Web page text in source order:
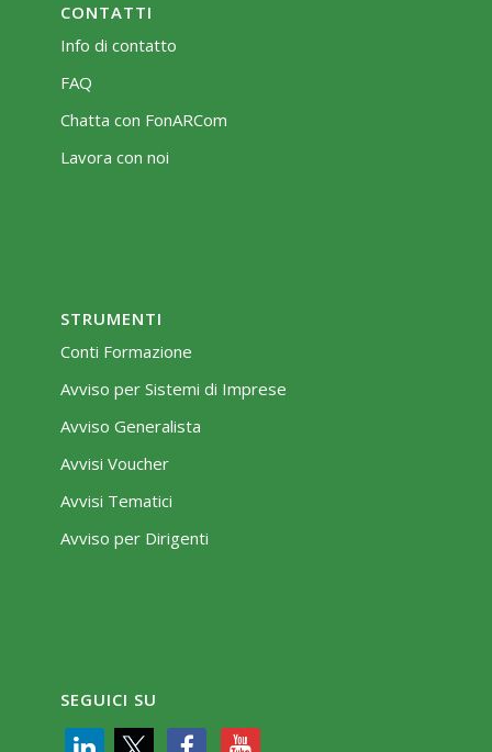
CONTATTI
Info di contatto
FAQ
Chatta con FonARCom
Lavora con noi
STRUMENTI
Conti Formazione
Avviso per Sistemi di Imprese
Avviso Generalista
Avvisi Voucher
Avvisi Tematici
Avviso per Dirigenti
SEGUICI SU